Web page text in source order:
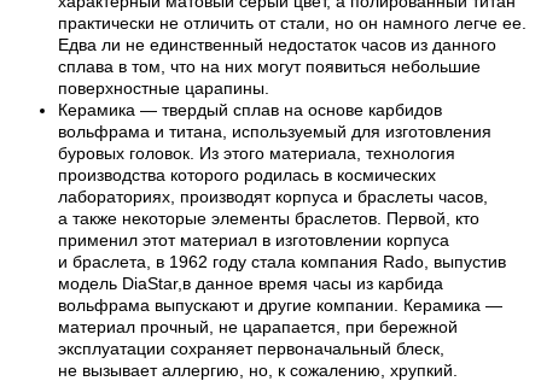
практически не отличить от стали, но он намного легче ее.
Едва ли не единственный недостаток часов из данного
сплава в том, что на них могут появиться небольшие
поверхностные царапины.
Керамика — твердый сплав на основе карбидов
вольфрама и титана, используемый для изготовления
буровых головок. Из этого материала, технология
производства которого родилась в космических
лабораториях, производят корпуса и браслеты часов,
а также некоторые элементы браслетов. Первой, кто
применил этот материал в изготовлении корпуса
и браслета, в 1962 году стала компания Rado, выпустив
модель DiaStar,в данное время часы из карбида
вольфрама выпускают и другие компании. Керамика —
материал прочный, не царапается, при бережной
эксплуатации сохраняет первоначальный блеск,
не вызывает аллергию, но, к сожалению, хрупкий.